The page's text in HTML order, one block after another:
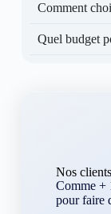
Comment
Quel budget
Nos
Comme +
pour faire